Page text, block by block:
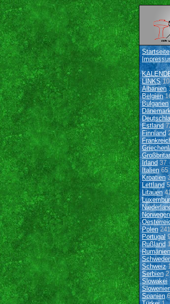
Startseite
LINKS10
Albanien
Belgien
Bulgarien
Estland
Finnland
Irland 37
Italien65
Kroatien
Lettland
Litauen
Norwegen
Polen 241
Portugal
Rußland
Rumänien
Schweiz
Serbien2
Slowakei
Spanien